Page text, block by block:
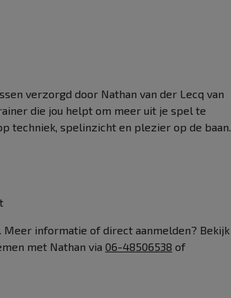
verzorgd door Nathan van der Lecq van
die jou helpt om meer uit je spel te
techniek, spelinzicht en plezier op de baan.
informatie of direct aanmelden? Bekijk
met Nathan via 06-48506538 of